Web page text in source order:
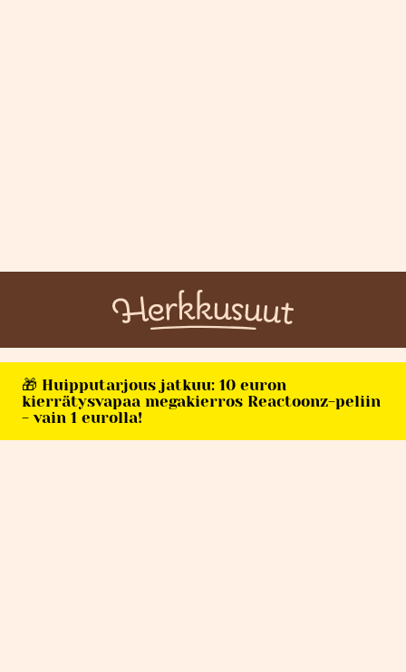
🎁 Huipputarjous jatkuu: 10 euron
kierrätysvapaa megakierros Reactoonz-peliin
- vain 1 eurolla!